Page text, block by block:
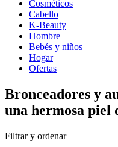
Cosméticos
Cabello
K-Beauty
Hombre
Bebés y niños
Hogar
Ofertas
Bronceadores y
una hermosa piel
Filtrar y ordenar